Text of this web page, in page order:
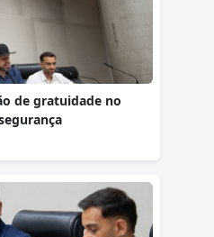
de gratuidade no